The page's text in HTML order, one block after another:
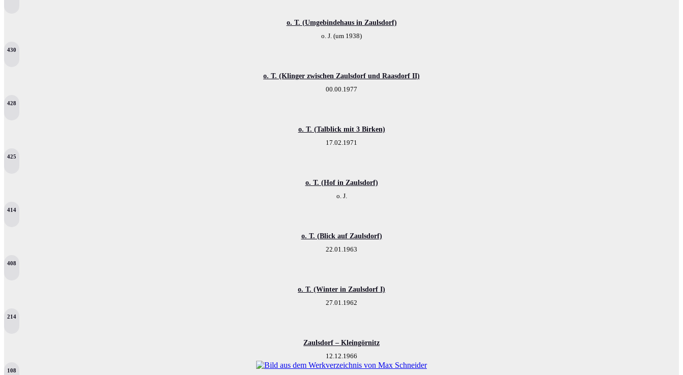
o. T. (Umgebindehaus in Zaulsdorf)
o. J. (um 1938)
430
o. T. (Klinger zwischen Zaulsdorf und Raasdorf II)
00.00.1977
428
o. T. (Talblick mit 3 Birken)
17.02.1971
425
o. T. (Hof in Zaulsdorf)
o. J.
414
o. T. (Blick auf Zaulsdorf)
22.01.1963
408
o. T. (Winter in Zaulsdorf I)
27.01.1962
214
Zaulsdorf – Kleingörnitz
12.12.1966
108